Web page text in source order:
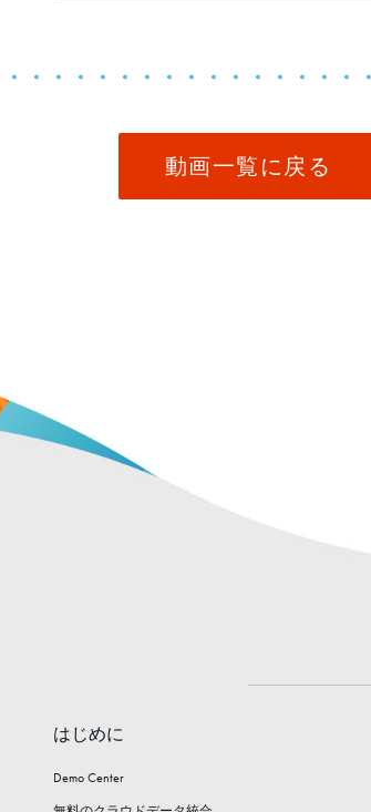
動画一覧に戻る
はじめに
Demo Center